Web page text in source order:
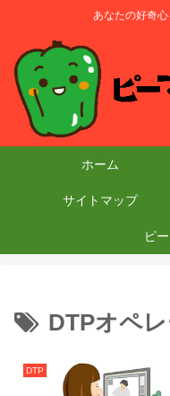
あなたの好奇心
ホーム
サイトマップ
ピ
DTPオペ
DTP